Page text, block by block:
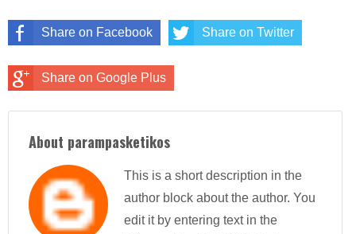
Share on Facebook Share on Twitter
Share on Google Plus
About parampasketikos
This is a short description in the
author block about the author. You
edit it by entering text in the